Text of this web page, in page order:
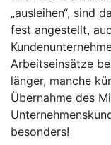
„ausleihen“, sind
fest angestellt,
Arbeitseinsätze
länger, manche
Übernahme des
besonders!